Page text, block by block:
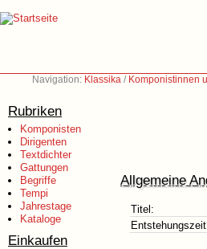
Navigation: Klassika / Komponistinnen
Rubriken
Komponisten
Dirigenten
Textdichter
Gattungen
Begriffe
Tempi
Jahrestage
Kataloge
Einkaufen
Allgemeine
Titel: